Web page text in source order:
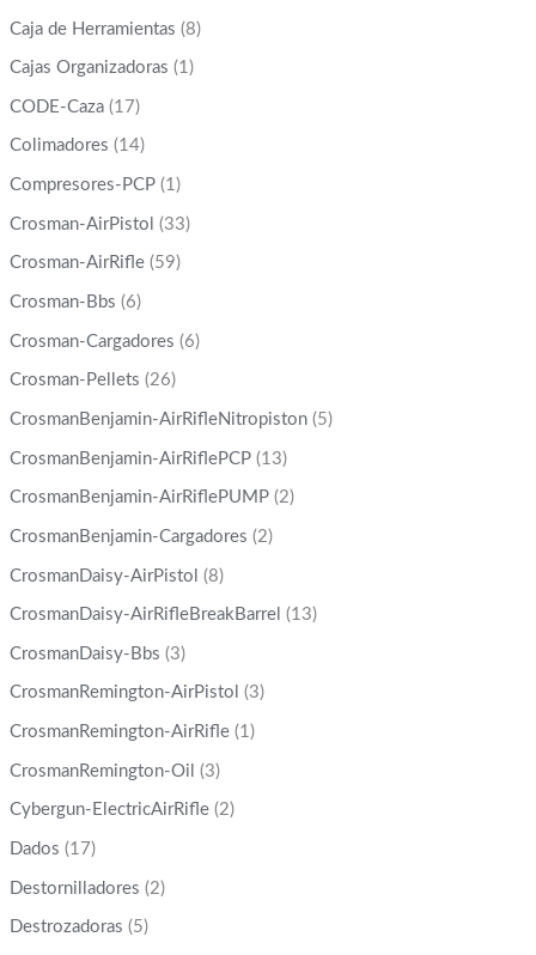
Caja de Herramientas (8)
Cajas Organizadoras (1)
CODE-Caza (17)
Colimadores (14)
Compresores-PCP (1)
Crosman-AirPistol (33)
Crosman-AirRifle (59)
Crosman-Bbs (6)
Crosman-Cargadores (6)
Crosman-Pellets (26)
CrosmanBenjamin-AirRifleNitropiston (5)
CrosmanBenjamin-AirRiflePCP (13)
CrosmanBenjamin-AirRiflePUMP (2)
CrosmanBenjamin-Cargadores (2)
CrosmanDaisy-AirPistol (8)
CrosmanDaisy-AirRifleBreakBarrel (13)
CrosmanDaisy-Bbs (3)
CrosmanRemington-AirPistol (3)
CrosmanRemington-AirRifle (1)
CrosmanRemington-Oil (3)
Cybergun-ElectricAirRifle (2)
Dados (17)
Destornilladores (2)
Destrozadoras (5)